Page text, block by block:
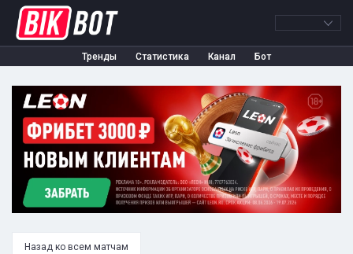
Тренды Статистика Канал Бот
Назад ко всем матчам